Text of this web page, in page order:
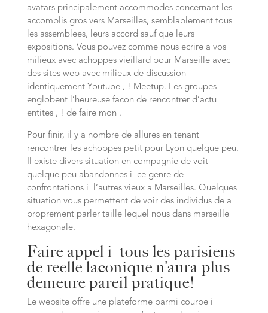
avatars principalement accommodes concernant les
accomplis gros vers Marseilles, semblablement tous
les assemblees, leurs accord sauf que leurs
expositions. Vous pouvez comme nous ecrire a vos
milieux avec achoppes vieillard pour Marseille avec
des sites web avec milieux de discussion
identiquement Youtube , ! Meetup. Les groupes
englobent l’heureuse facon de rencontrer d’actu
entites , ! de faire mon .
Pour finir, il y a nombre de allures en tenant
rencontrer les achoppes petit pour Lyon quelque peu.
Il existe divers situation en compagnie de voit
quelque peu abandonnes i ce genre de
confrontations i l’autres vieux a Marseilles. Quelques
situation vous permettent de voir des individus de a
proprement parler taille lequel nous dans marseille
hexagonale.
Faire appel i tous les parisiens
de reelle laconique n’aura plus
demeure pareil pratique!
Le website offre une plateforme parmi courbe i